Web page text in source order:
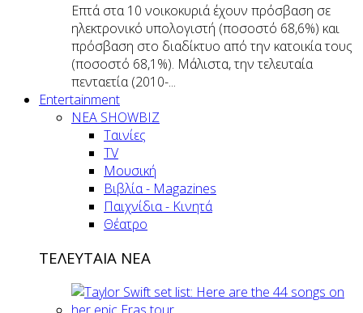
Επτά στα 10 νοικοκυριά έχουν πρόσβαση σε
ηλεκτρονικό υπολογιστή (ποσοστό 68,6%) και
πρόσβαση στο διαδίκτυο από την κατοικία τους
(ποσοστό 68,1%). Μάλιστα, την τελευταία
πενταετία (2010-...
Entertainment
ΝΕΑ SHOWBIZ
Ταινίες
TV
Μουσική
Βιβλία - Magazines
Παιχνίδια - Κινητά
Θέατρο
ΤΕΛΕΥΤΑΙΑ ΝΕΑ